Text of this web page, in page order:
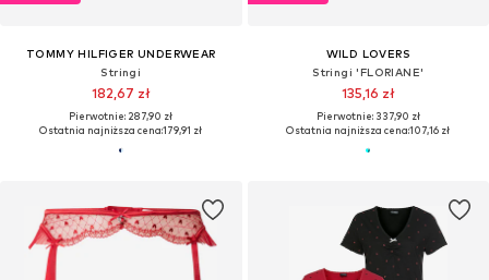
TOMMY HILFIGER UNDERWEAR
Stringi
182,67 zł
Pierwotnie: 287,90 zł
Ostatnia najniższa cena:179,91 zł
WILD LOVERS
Stringi 'FLORIANE'
135,16 zł
Pierwotnie: 337,90 zł
Ostatnia najniższa cena:107,16 zł